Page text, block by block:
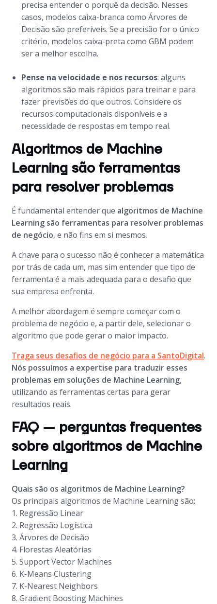
precisa entender o porquê da decisão. Nesses
casos, modelos caixa-branca como Árvores de
Decisão são preferíveis. Se a precisão for o único
critério, modelos caixa-preta como GBM podem
ser a melhor escolha.
Pense na velocidade e nos recursos: alguns
algoritmos são mais rápidos para treinar e para
fazer previsões do que outros. Considere os
recursos computacionais disponíveis e a
necessidade de respostas em tempo real.
Algoritmos de Machine
Learning são ferramentas
para resolver problemas
É fundamental entender que algoritmos de Machine
Learning são ferramentas para resolver problemas
de negócio, e não fins em si mesmos.
A chave para o sucesso não é conhecer a matemática
por trás de cada um, mas sim entender que tipo de
ferramenta é a mais adequada para o desafio que
sua empresa enfrenta.
A melhor abordagem é sempre começar com o
problema de negócio e, a partir dele, selecionar o
algoritmo que pode gerar o maior impacto.
Traga seus desafios de negócio para a SantoDigital.
Nós possuímos a expertise para traduzir esses
problemas em soluções de Machine Learning,
utilizando as ferramentas certas para gerar
resultados reais.
FAQ — perguntas frequentes
sobre algoritmos de Machine
Learning
Quais são os algoritmos de Machine Learning?
Os principais algoritmos de Machine Learning são:
1. Regressão Linear
2. Regressão Logística
3. Árvores de Decisão
4. Florestas Aleatórias
5. Support Vector Machines
6. K-Means Clustering
7. K-Nearest Neighbors
8. Gradient Boosting Machines